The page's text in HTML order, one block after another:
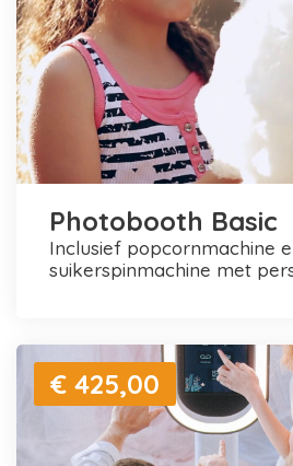
Photobooth Basic
inclusief popcornmachine en
suikerspinmachine met
€ 425,00